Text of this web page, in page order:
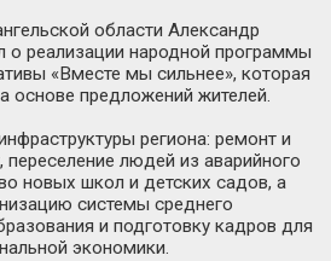
области Александр
о реализации народной программы
«Вместе мы сильнее», которая
основе предложений жителей.
региона: ремонт и
переселение людей из аварийного
новых школ и детских садов, а
системы среднего
и подготовку кадров для
экономики.